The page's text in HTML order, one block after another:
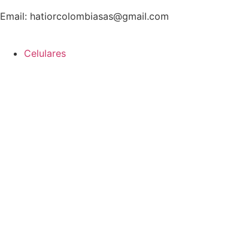
Email: hatiorcolombiasas@gmail.com
Celulares